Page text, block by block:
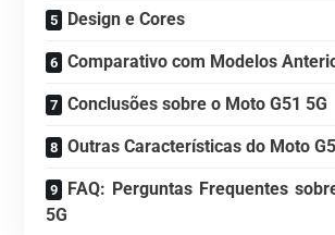
Design e Cores
Comparativo com Modelos
Conclusões sobre o Moto G51 5G
Outras Características do Moto
FAQ: Perguntas Frequentes
5G